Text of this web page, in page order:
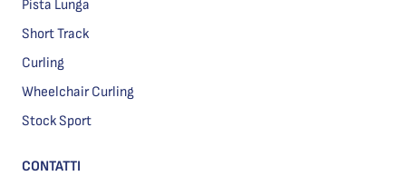
Pista Lunga
Short Track
Curling
Wheelchair Curling
Stock Sport
CONTATTI